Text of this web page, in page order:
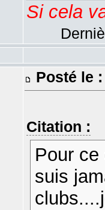
Si cela
Posté le :
Citation :
Pour
suis